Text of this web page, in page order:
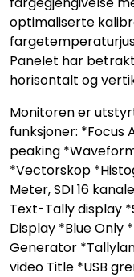
optimaliserte
Panelet har
horisontalt og
Monitoren er
funksjoner: *Focus
peaking
*Vectorskop
Meter, SDI 16
Text-Tally display
Display *Blue Only
Generator
video Title *USB